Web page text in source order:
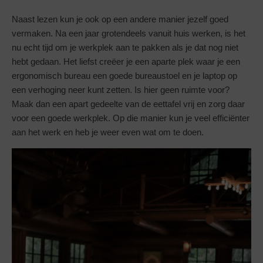
Naast lezen kun je ook op een andere manier jezelf goed
vermaken. Na een jaar grotendeels vanuit huis werken, is het
nu echt tijd om je werkplek aan te pakken als je dat nog niet
hebt gedaan. Het liefst creëer je een aparte plek waar je een
ergonomisch bureau een goede bureaustoel en je laptop op
een verhoging neer kunt zetten. Is hier geen ruimte voor?
Maak dan een apart gedeelte van de eettafel vrij en zorg daar
voor een goede werkplek. Op die manier kun je veel efficiënter
aan het werk en heb je weer even wat om te doen.